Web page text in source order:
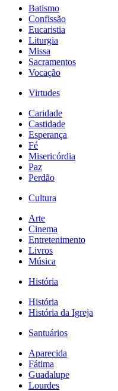
Batismo
Confissão
Eucaristia
Liturgia
Missa
Sacramentos
Vocação
Virtudes
Caridade
Castidade
Esperança
Fé
Misericórdia
Paz
Perdão
Cultura
Arte
Cinema
Entretenimento
Livros
Música
História
História
História da Igreja
Santuários
Aparecida
Fátima
Guadalupe
Lourdes